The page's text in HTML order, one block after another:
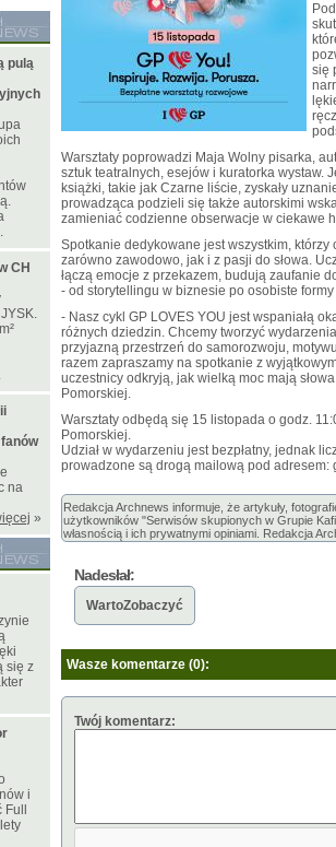
się
Warsztaty poprowadzi Maja Wolny pisarka,
sztuk teatralnych, esejów i kuratorka wystaw.
książki, takie jak Czarne liście, zyskały
prowadząca podzieli się także autorskimi
zamieniać codzienne obserwacje w ciekawe
Spotkanie dedykowane jest wszystkim,
zarówno zawodowo, jak i z pasji do słowa.
łączą emocje z przekazem, budują zaufanie
- od storytellingu w biznesie po osobiste
- Nasz cykl GP LOVES YOU jest wspaniałą
różnych dziedzin. Chcemy tworzyć
przyjazną przestrzeń do samorozwoju,
razem zapraszamy na spotkanie z
uczestnicy odkryją, jak wielką moc mają
Pomorskiej.
Warsztaty odbędą się 15 listopada o godz.
Pomorskiej.
Udział w wydarzeniu jest bezpłatny, jednak
prowadzone są drogą mailową pod adresem:
Redakcja Archnews informuje, że artykuły,
użytkowników "Serwisów skupionych w Grupie
własnością i ich prywatnymi opiniami. Redakcja
Nadesłał:
WartoZobaczyć
Wasze komentarze (0):
Twój komentarz:
pulą
CH
na
»
się z
i